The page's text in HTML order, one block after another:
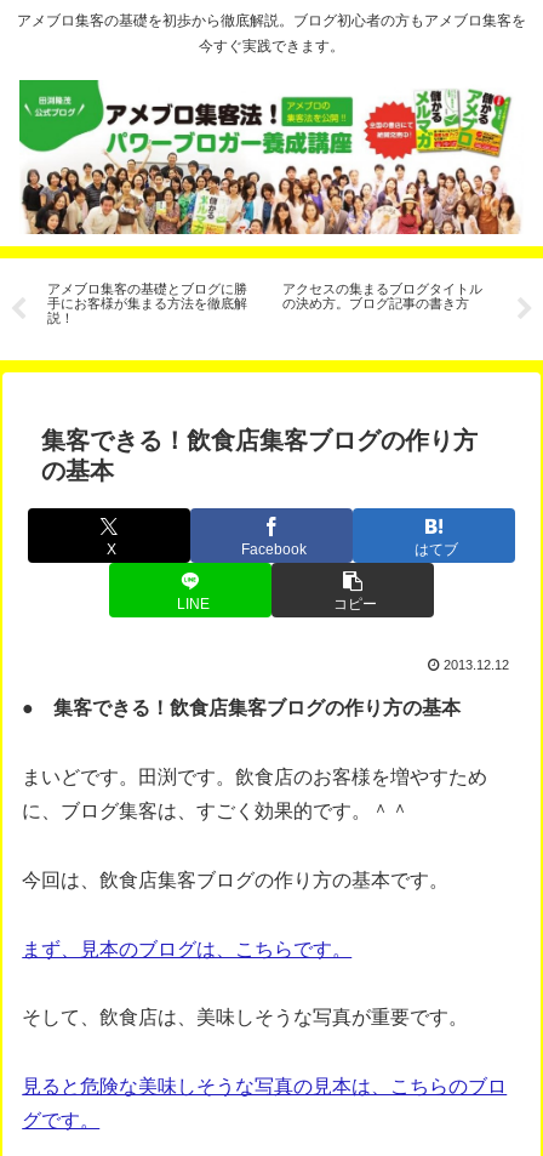
アメブロ集客の基礎を初歩から徹底解説。ブログ初心者の方もアメブロ集客を
今すぐ実践できます。
アメブロ集客の基礎とブログに勝
手にお客様が集まる方法を徹底解
説！
アクセスの集まるブログタイトル
の決め方。ブログ記事の書き方
換
ン
集客できる！飲食店集客ブログの作り方
の基本
X Facebook はてブ
LINE コピー
2013.12.12
● 集客できる！飲食店集客ブログの作り方の基本
まいどです。田渕です。飲食店のお客様を増やすため
に、ブログ集客は、すごく効果的です。＾＾
今回は、飲食店集客ブログの作り方の基本です。
まず、見本のブログは、こちらです。
そして、飲食店は、美味しそうな写真が重要です。
見ると危険な美味しそうな写真の見本は、こちらのブロ
グです。